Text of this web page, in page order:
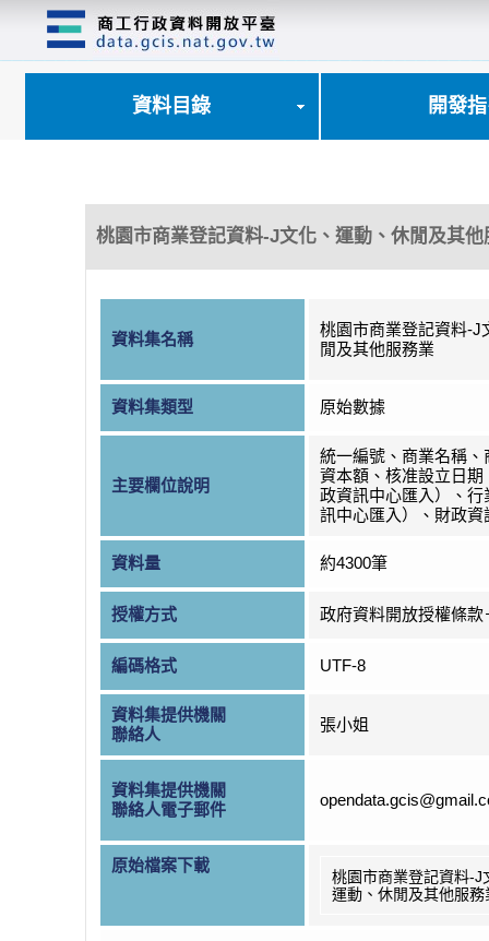
資料目錄 開發
桃園市商業登記資料-J文化、運動、休閒及其他
資料集名稱
桃園市商業登記資料-J
閒及其他服務業
資料集類型 原始數據
主要欄位說明
統一編號、商業名稱、
資本額、核准設立日期
政資訊中心匯入）、行
訊中心匯入）、財政資
資料量 約4300筆
授權方式 政府資料開放授權條款
編碼格式 UTF-8
資料集提供機關
聯絡人
張小姐
資料集提供機關
聯絡人電子郵件
原始檔案下載
桃園市商業登記資料-J
運動、休閒及其他服務